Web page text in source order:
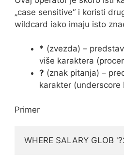
„case sensitive“ i koristi
wildcard iako imaju isto
* (zvezda) –
više karaktera
? (znak pitanja) –
karakter (underscore
Primer
WHERE SALARY GLOB